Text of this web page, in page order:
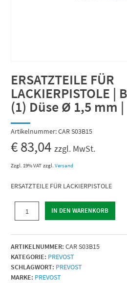
ERSATZTEILE FÜR
LACKIERPISTOLE |
(1) Düse Ø 1,5 mm |
Artikelnummer:CAR S03B15
€83,04 zzgl. MwSt.
Zzgl. 19% VAT zzgl.Versand
ERSATZTEILE FÜR LACKIERPISTOLE
|
Bezeichnung
=
(1)
Düse
IN DEN WARENKORB
ARTIKELNUMMER: CAR S03B15
KATEGORIE: PREVOST
SCHLAGWORT: PREVOST
MARKE: PREVOST